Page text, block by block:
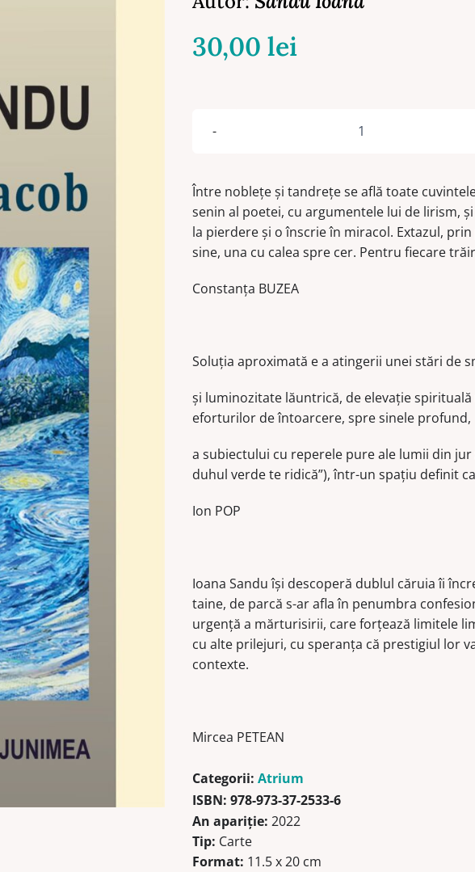
30,00 lei
Cantitate
Iacob
Între noblețe și tandrețe se află toate
senin al poetei, cu argumentele lui de lirism,
la pierdere și o înscrie în miracol. Extazul,
sine, una cu calea spre cer. Pentru fiecare
Constanța BUZEA
Soluția aproximată e a atingerii unei stări de
și luminozitate lăuntrică, de elevație
eforturilor de întoarcere, spre sinele profund,
a subiectului cu reperele pure ale lumii din
duhul verde te ridică”), într-un spațiu definit
Ion POP
Ioana Sandu își descoperă dublul căruia îi
taine, de parcă s-ar afla în penumbra
urgență a mărturisirii, care forțează limitele
cu alte prilejuri, cu speranța că prestigiul lor
contexte.
Mircea PETEAN
Categorii: Atrium
ISBN: 978-973-37-2533-6
An apariţie: 2022
Tip: Carte
Format: 11.5 x 20 cm